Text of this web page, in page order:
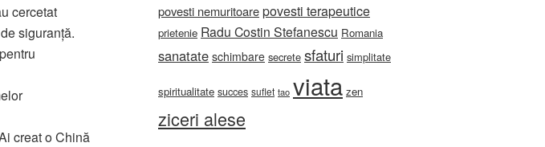
cercetat
siguranță.
creat o Chină
povesti nemuritoarepovesti terapeutice
prietenie Radu Costin Stefanescu Romania
sanatate schimbare secrete sfaturi simplitate
spiritualitate succes suflet tao viata zen
ziceri alese